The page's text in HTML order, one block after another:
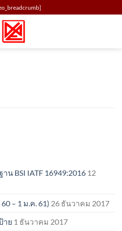
น BSI IATF 16949:2016 12
– 1 ม.ค. 61) 26 ธันวาคม 2017
าย 1 ธันวาคม 2017